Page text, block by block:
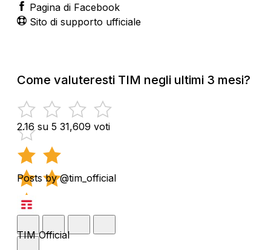
Pagina di Facebook
Sito di supporto ufficiale
Come valuteresti TIM negli ultimi 3 mesi?
2.16 su 5 31,609 voti
Posts by @tim_official
TIM Official